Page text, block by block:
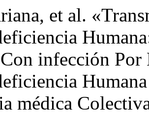
et al.
infección
médica